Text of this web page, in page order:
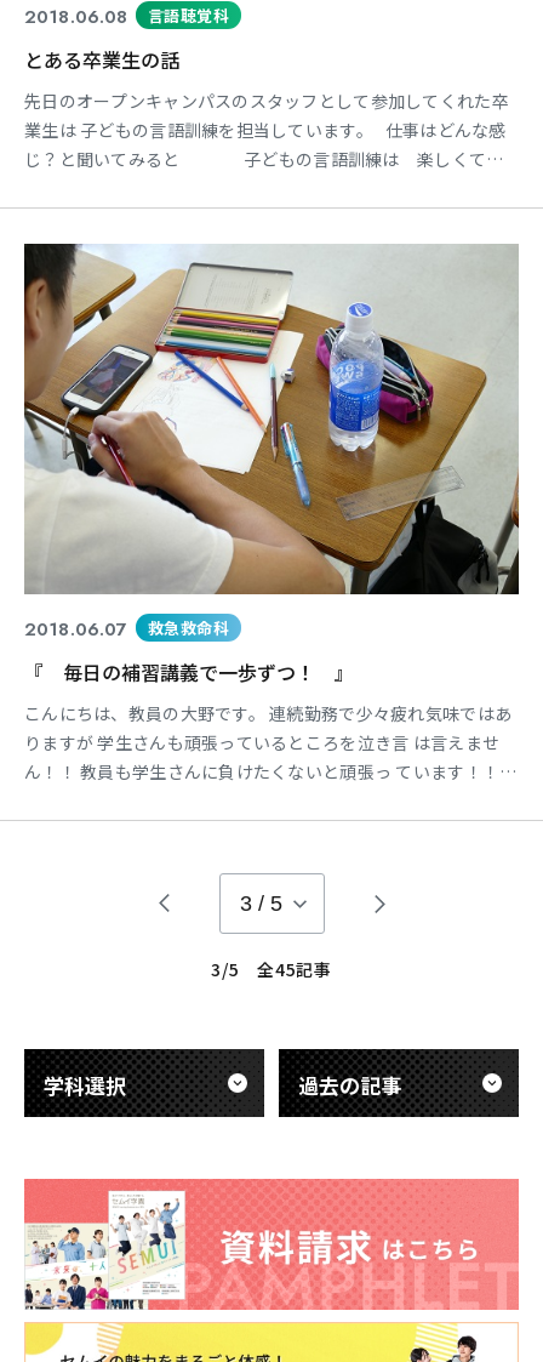
2018.06.08 言語聴覚科
とある卒業生の話
先日のオープンキャンパスのスタッフとして参加してくれた卒
業生は 子どもの言語訓練を担当しています。 仕事はどんな感
じ？と聞いてみると 子どもの言語訓練は 楽しくて癒
ごっこ遊びをしながら、 人とやりとりすることを育てて
います。 子どもと同じくらい、もしくはそれ以上に楽し
みながら やりがいを
2018.06.07 救急救命科
『 毎日の補習講義で一歩ずつ！ 』
こんにちは、教員の大野です。 連続勤務で少々疲れ気味ではあ
りますが 学生さんも頑張っているところを泣き言 は言えませ
ん！！ 教員も学生さんに負けたくないと頑張っ ています！！
3 / 5
3/5 全45記事
学科選択 過去の記事
東海医療工学
専門学校
東海医療工学
専門学校
東海医療工学
専門学校
東海医療工学
専門学校